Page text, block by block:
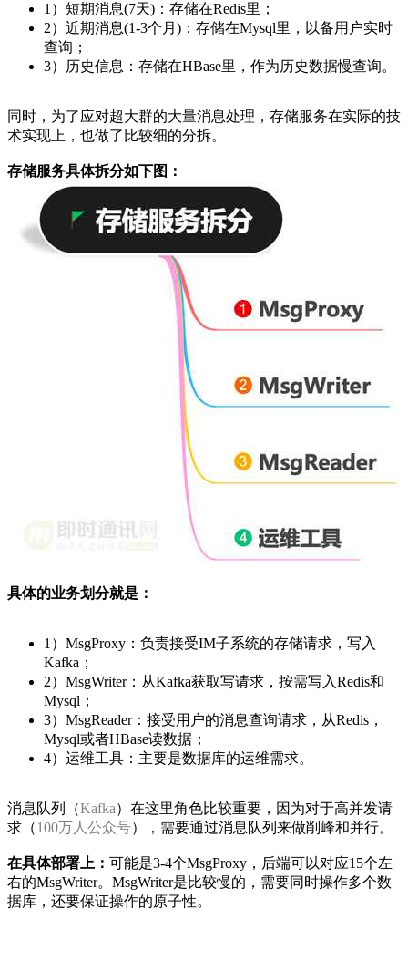
1）短期消息(7天)：存储在Redis里；
2）近期消息(1-3个月)：存储在Mysql里，以备用户实时
查询；
3）历史信息：存储在HBase里，作为历史数据慢查询。
同时，为了应对超大群的大量消息处理，存储服务在实际的技
术实现上，也做了比较细的分拆。
存储服务具体拆分如下图：
具体的业务划分就是：
1）MsgProxy：负责接受IM子系统的存储请求，写入
Kafka；
2）MsgWriter：从Kafka获取写请求，按需写入Redis和
Mysql；
3）MsgReader：接受用户的消息查询请求，从Redis，
Mysql或者HBase读数据；
4）运维工具：主要是数据库的运维需求。
消息队列（Kafka）在这里角色比较重要，因为对于高并发请
求（100万人公众号），需要通过消息队列来做削峰和并行。
在具体部署上： 可能是3-4个MsgProxy，后端可以对应15个左
右的MsgWriter。MsgWriter是比较慢的，需要同时操作多个数
据库，还要保证操作的原子性。